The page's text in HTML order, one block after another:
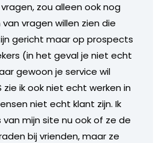
zou alleen ook nog
vragen willen zien die
gericht maar op prospects
(in het geval je niet echt
gewoon je service wil
zie ik ook niet echt werken in
niet echt klant zijn. Ik
mijn site nu ook of ze de
bij vrienden, maar ze